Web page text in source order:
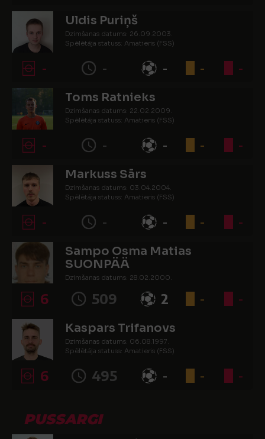
Uldis Puriņš
Dzimšanas datums: 26.09.2003.
Spēlētāja statuss: Amatieris (FSS)
- - - - -
Toms Ratnieks
Dzimšanas datums: 22.02.2009.
Spēlētāja statuss: Amatieris (FSS)
- - - - -
Markuss Sārs
Dzimšanas datums: 03.04.2004.
Spēlētāja statuss: Amatieris (FSS)
- - - - -
Sampo Osma Matias
SUONPÄÄ
Dzimšanas datums: 28.02.2000.
6 509 2 - -
Kaspars Trifanovs
Dzimšanas datums: 06.08.1997.
Spēlētāja statuss: Amatieris (FSS)
6 495 - - -
PUSSARGI